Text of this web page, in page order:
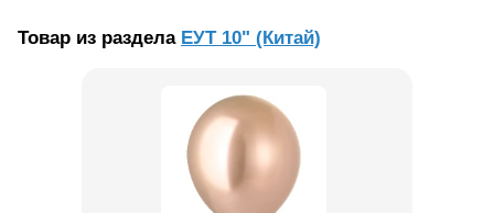
Товар из раздела ЕУТ 10" (Китай)